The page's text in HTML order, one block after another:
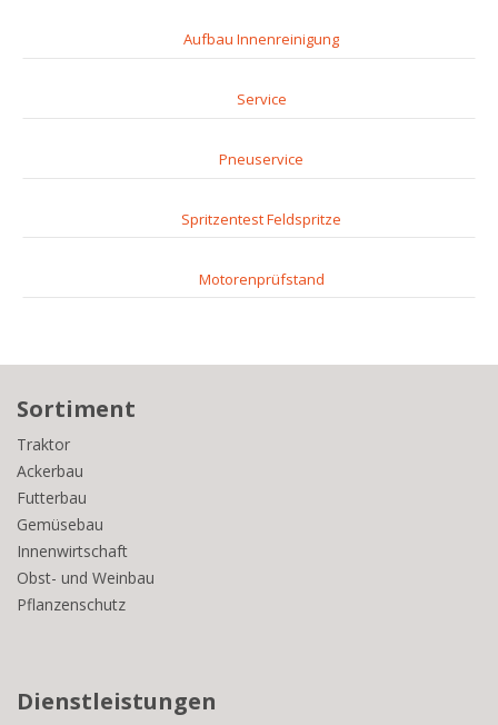
Aufbau Innenreinigung
Service
Pneuservice
Spritzentest Feldspritze
Motorenprüfstand
Sortiment
Traktor
Ackerbau
Futterbau
Gemüsebau
Innenwirtschaft
Obst- und Weinbau
Pflanzenschutz
Dienstleistungen